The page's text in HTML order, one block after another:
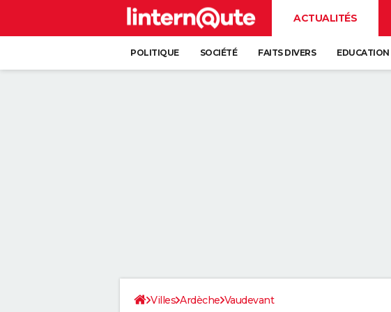
ACTUALITÉS
POLITIQUE SOCIÉTÉ FAITS DIVERS EDUCATION
Villes Ardèche Vaudevant